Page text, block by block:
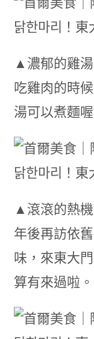
▲濃郁的雞
吃雞肉的時
湯可以煮麵喔
▲滾滾的熱
年後再訪依
味，來東大
算有來過啦。